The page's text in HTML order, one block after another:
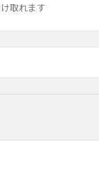
取れます